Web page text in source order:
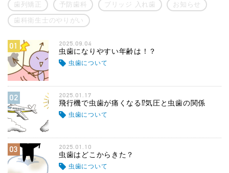
歯列矯正 予防歯科 ブリッジ 入れ歯 お知らせ
歯科衛生士のやりがい
01 2025.09.04
虫歯になりやすい年齢は！？
虫歯について
02 2025.01.17
飛行機で虫歯が痛くなる⁉気圧と虫歯の関係
虫歯について
03 2025.01.10
虫歯はどこからきた？
虫歯について